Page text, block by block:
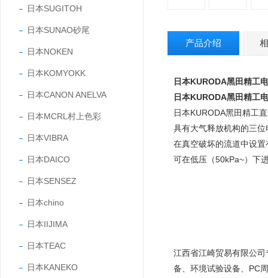
日本SUGITOH
日本SUNAO砂尾
日本NOKEN
日本KOMYOKK
日本CANON ANELVA
日本MCRL村上色彩
日本VIBRA
日本DAICO
日本SENSEZ
日本chino
日本IIJIMA
日本TEAC
日本KANEKO
产品介绍
日本KURODA黑田精工
日本KURODA黑田精工
日本KURODA黑田精工
具有大气释放机构的三
在真空破坏的流道中设
可在低压（50kPa~）下
江西省江崎贸易有限公
备、环境试验设备、PC